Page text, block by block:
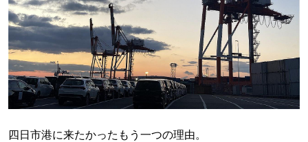
四日市港に来たかったもう一つの理由。